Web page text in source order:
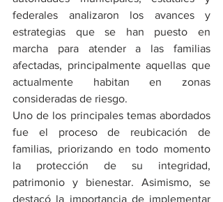
federales analizaron los avances y
estrategias que se han puesto en
marcha para atender a las familias
afectadas, principalmente aquellas que
actualmente habitan en zonas
consideradas de riesgo.
Uno de los principales temas abordados
fue el proceso de reubicación de
familias, priorizando en todo momento
la protección de su integridad,
patrimonio y bienestar. Asimismo, se
destacó la importancia de implementar